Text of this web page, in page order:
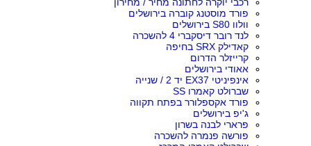
פורד מוסטנג קוברה בירושלים
וולוו S80 בירושלים
לנד רובר דיסקברי 4 להשכרה
קאדילק SRX בחיפה
קרייזלר הדרום
אאודי בירושלים
אינפיניטי EX37 יד 2 / שנייה
שברולט קאמרו SS
פורד אקספלורר בפתח תקווה
ג'יפ בירושלים
פרארי לבנה בשרון
פורשה פנמרה להשכרה